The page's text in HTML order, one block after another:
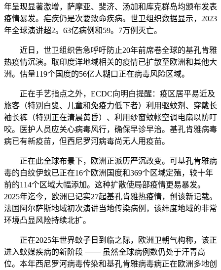
年呈现显著激增，萨摩亚、斐济、汤加和库克群岛均颁布发表
疫情暴发。疟疾仍是次要致命疾病。世卫组织数据显示，2023
年全球演讲超2。63亿病例和59。7万例灭亡。
近日，世卫组织告急呼吁防止20年前席卷全球的基孔肯雅
热疫情沉演。取印度洋地域相关的疫情已扩散至欧洲和其他大
洲。估量119个国度的56亿人糊口正在病毒风险区域。
正在手艺指点之外，ECDC向明白提醒：疫区居平易近及
旅客（特别白叟、儿童和免疫力低下者）利用驱蚊剂、穿戴长
袖长裤（特别正在清晨黄昏）、利用纱窗蚊帐空调电扇以防叮
咬。医护人员应关心病毒风行，确保早诊早治。基孔肯雅病毒
病已有新疫苗，但西尼罗河病毒尚无人用疫苗。
正在此全球布景下，欧洲正派历严沉改变。可基孔肯雅病
毒的白纹伊蚊已正在16个欧洲国度和369个区域定殖，较十年
前的114个区域大幅添加。这种扩散使局部疫情更易暴发。
2025年迄今，欧洲已记实27起基孔肯雅热疫情，创该新记载。
法国阿尔萨斯地域初次演讲当地传染病例，该纬度地域的非常
环境凸显风险持续北扩。
正在2025年世界蚊子日到临之际，欧洲卫朝气构称，该正
进入蚊媒疾病的新阶段 —— 虽然全球病例数仍处于汗青高
位。本年西尼罗河病毒传染和基孔肯雅病毒病正在欧洲多地创